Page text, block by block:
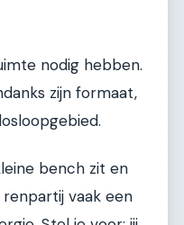
nodig hebben.
zijn formaat,
bench zit en
vaak een